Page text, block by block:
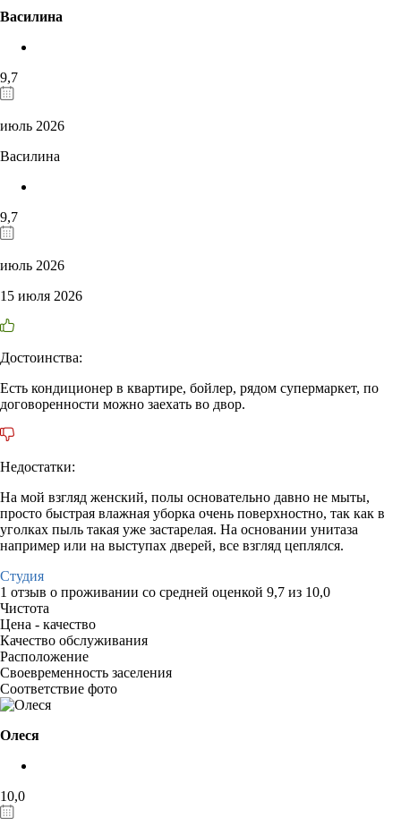
Василина
9,7
июль 2026
Василина
9,7
июль 2026
15 июля 2026
Достоинства:
Есть кондиционер в квартире, бойлер, рядом супермаркет, по
договоренности можно заехать во двор.
Недостатки:
На мой взгляд женский, полы основательно давно не мыты,
просто быстрая влажная уборка очень поверхностно, так как в
уголках пыль такая уже застарелая. На основании унитаза
например или на выступах дверей, все взгляд цеплялся.
Студия
1 отзыв о проживании со средней оценкой 9,7 из 10,0
Чистота
Цена - качество
Качество обслуживания
Расположение
Своевременность заселения
Соответствие фото
Олеся
10,0